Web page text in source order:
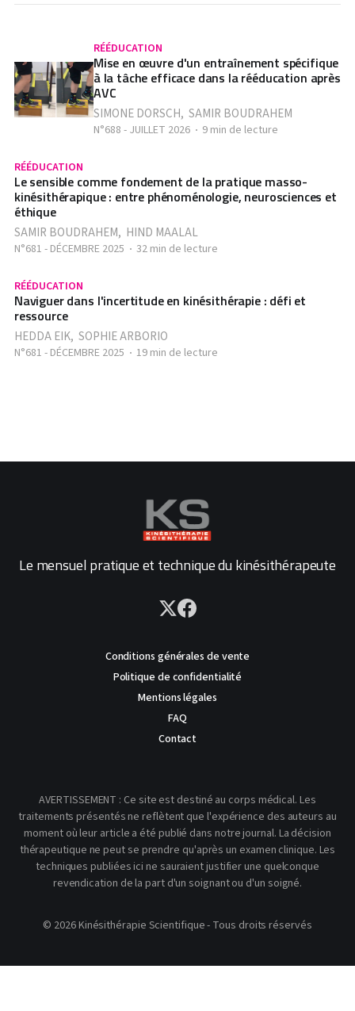
RÉÉDUCATION
Mise en œuvre d'un entraînement spécifique
à la tâche efficace dans la rééducation après
AVC
SIMONE DORSCH, SAMIR BOUDRAHEM
N°688 - JUILLET 2026 9 min de lecture
RÉÉDUCATION
Le sensible comme fondement de la pratique masso-
kinésithérapique : entre phénoménologie, neurosciences et
éthique
SAMIR BOUDRAHEM, HIND MAALAL
N°681 - DÉCEMBRE 2025 32 min de lecture
RÉÉDUCATION
Naviguer dans l'incertitude en kinésithérapie : défi et
ressource
HEDDA EIK, SOPHIE ARBORIO
N°681 - DÉCEMBRE 2025 19 min de lecture
Le mensuel pratique et technique du kinésithérapeute
Conditions générales de vente
Politique de confidentialité
Mentions légales
FAQ
Contact
AVERTISSEMENT : Ce site est destiné au corps médical. Les
traitements présentés ne reflètent que l'expérience des auteurs au
moment où leur article a été publié dans notre journal. La décision
thérapeutique ne peut se prendre qu'après un examen clinique. Les
techniques publiées ici ne sauraient justifier une quelconque
revendication de la part d'un soignant ou d'un soigné.
© 2026 Kinésithérapie Scientifique - Tous droits réservés